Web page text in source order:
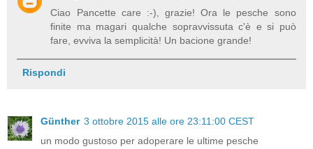
Ciao Pancette care :-), grazie! Ora le pesche sono
finite ma magari qualche sopravvissuta c'è e si può
fare, evviva la semplicità! Un bacione grande!
Rispondi
Günther 3 ottobre 2015 alle ore 23:11:00 CEST
un modo gustoso per adoperare le ultime pesche